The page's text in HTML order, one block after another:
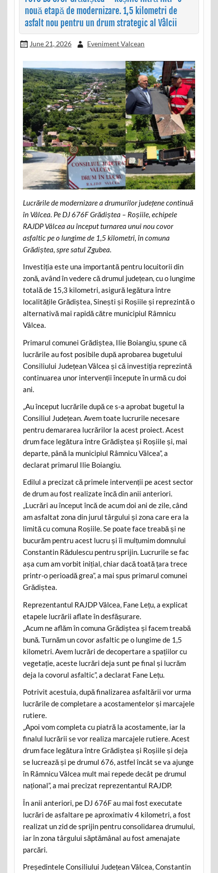
nouă etapă de modernizare. 1,5 kilometri de
asfalt nou pentru un drum strategic al Vâlcii
June 21, 2026 Eveniment Valcean
Lucrările de modernizare a drumurilor județene continuă
în Vâlcea. Pe DJ 676F Grădiștea – Roșiile, echipele
RAJDP Vâlcea au început turnarea unui nou covor
asfaltic pe o lungime de 1,5 kilometri, în comuna
Grădiștea, spre satul Zgubea.
Investiția este una importantă pentru locuitorii din
zonă, având în vedere că drumul județean, cu o lungime
totală de 15,3 kilometri, asigură legătura între
localitățile Grădiștea, Sinești și Roșiile și reprezintă o
alternativă mai rapidă către municipiul Râmnicu
Vâlcea.
Primarul comunei Grădiștea, Ilie Boiangiu, spune că
lucrările au fost posibile după aprobarea bugetului
Consiliului Județean Vâlcea și că investiția reprezintă
continuarea unor intervenții începute în urmă cu doi
ani.
„Au început lucrările după ce s-a aprobat bugetul la
Consiliul Județean. Avem toate lucrurile necesare
pentru demararea lucrărilor la acest proiect. Acest
drum face legătura între Grădiștea și Roșiile și, mai
departe, până la municipiul Râmnicu Vâlcea”, a
declarat primarul Ilie Boiangiu.
Edilul a precizat că primele intervenții pe acest sector
de drum au fost realizate încă din anii anteriori.
„Lucrări au început încă de acum doi ani de zile, când
am asfaltat zona din jurul târgului și zona care era la
limită cu comuna Roșiile. Se poate face treabă și ne
bucurăm pentru acest lucru și îi mulțumim domnului
Constantin Rădulescu pentru sprijin. Lucrurile se fac
așa cum am vorbit inițial, chiar dacă toată țara trece
printr-o perioadă grea”, a mai spus primarul comunei
Grădiștea.
Reprezentantul RAJDP Vâlcea, Fane Lețu, a explicat
etapele lucrării aflate în desfășurare.
„Acum ne aflăm în comuna Grădiștea și facem treabă
bună. Turnăm un covor asfaltic pe o lungime de 1,5
kilometri. Avem lucrări de decopertare a spațiilor cu
vegetație, aceste lucrări deja sunt pe final și lucrăm
deja la covorul asfaltic”, a declarat Fane Lețu.
Potrivit acestuia, după finalizarea asfaltării vor urma
lucrările de completare a acostamentelor și marcajele
rutiere.
„Apoi vom completa cu piatră la acostamente, iar la
finalul lucrării se vor realiza marcajele rutiere. Acest
drum face legătura între Grădiștea și Roșiile și deja
se lucrează și pe drumul 676, astfel încât se va ajunge
în Râmnicu Vâlcea mult mai repede decât pe drumul
național”, a mai precizat reprezentantul RAJDP.
În anii anteriori, pe DJ 676F au mai fost executate
lucrări de asfaltare pe aproximativ 4 kilometri, a fost
realizat un zid de sprijin pentru consolidarea drumului,
iar în zona târgului săptămânal au fost amenajate
parcări.
Președintele Consiliului Județean Vâlcea, Constantin